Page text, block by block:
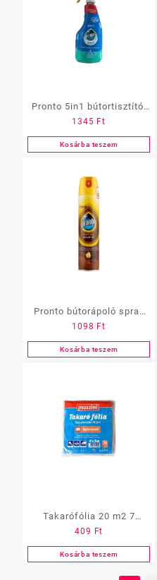
Pronto 5in1 bútortisztító,
500ml, multi -surface,
szórófejes
1345 Ft
Kosárba teszem
Pronto bútorápoló spray
250ml classic (Expert
care)
1098 Ft
Kosárba teszem
Takarófólia 20 m2 7
mikron bútorvédő
409 Ft
Kosárba teszem